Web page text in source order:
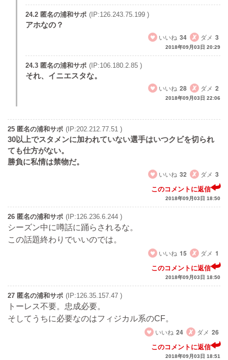
24.2 匿名の浦和サポ (IP:126.243.75.199 )
アホなの？
いいね 34 ダメ 3
2018年09月03日 20:29
24.3 匿名の浦和サポ (IP:106.180.2.85 )
それ、イニエスタな。
いいね 28 ダメ 2
2018年09月03日 22:06
25 匿名の浦和サポ (IP:202.212.77.51 )
30以上でスタメンに加われていない選手はいつクビを切られ
ても仕方がない。
勝負に私情は禁物だ。
いいね 32 ダメ 3
このコメントに返信
2018年09月03日 18:50
26 匿名の浦和サポ (IP:126.236.6.244 )
シーズン中に噂話に踊らされるな。
この話題終わりでいいのでは。
いいね 15 ダメ 1
このコメントに返信
2018年09月03日 18:50
27 匿名の浦和サポ (IP:126.35.157.47 )
トーレス不要。忠成必要。
そしてうちに必要なのはフィジカル系のCF。
いいね 24 ダメ 26
このコメントに返信
2018年09月03日 18:51